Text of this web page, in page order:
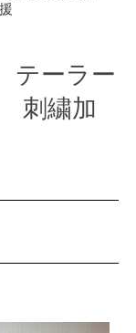
ーラー
刺繍加